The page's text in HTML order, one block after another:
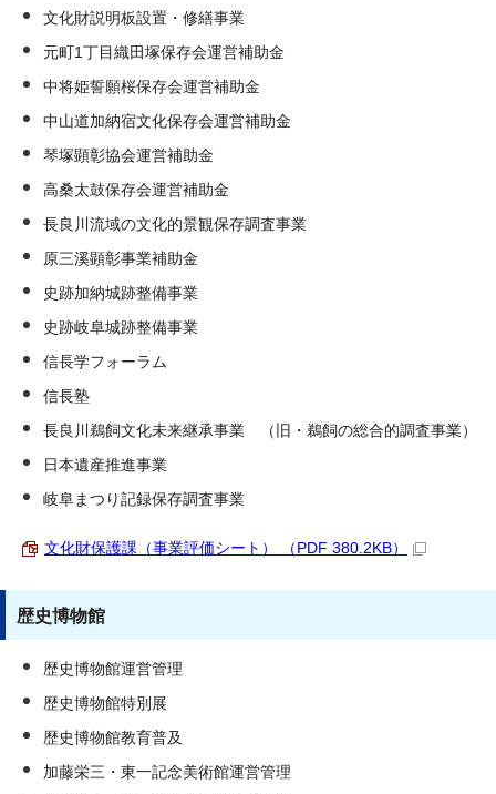
文化財説明板設置・修繕事業
元町1丁目織田塚保存会運営補助金
中将姫誓願桜保存会運営補助金
中山道加納宿文化保存会運営補助金
琴塚顕彰協会運営補助金
高桑太鼓保存会運営補助金
長良川流域の文化的景観保存調査事業
原三溪顕彰事業補助金
史跡加納城跡整備事業
史跡岐阜城跡整備事業
信長学フォーラム
信長塾
長良川鵜飼文化未来継承事業 （旧・鵜飼の総合的調査事業）
日本遺産推進事業
岐阜まつり記録保存調査事業
文化財保護課（事業評価シート） （PDF 380.2KB）
歴史博物館
歴史博物館運営管理
歴史博物館特別展
歴史博物館教育普及
加藤栄三・東一記念美術館運営管理